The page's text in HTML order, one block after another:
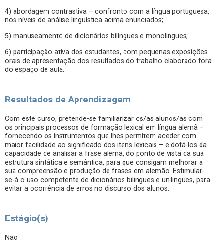
4) abordagem contrastiva – confronto com a língua portuguesa,
nos níveis de análise linguística acima enunciados;
5) manuseamento de dicionários bilingues e monolingues;
6) participação ativa dos estudantes, com pequenas exposições
orais de apresentação dos resultados do trabalho elaborado fora
do espaço de aula.
Resultados de Aprendizagem
Com este curso, pretende-se familiarizar os/as alunos/as com
os principais processos de formação lexical em língua alemã –
fornecendo os instrumentos que lhes permitem aceder com
maior facilidade ao significado dos itens lexicais – e dotá-los da
capacidade de analisar a frase alemã, do ponto de vista da sua
estrutura sintática e semântica, para que consigam melhorar a
sua compreensão e produção de frases em alemão. Estimular-
se-á o uso competente de dicionários bilingues e unilingues, para
evitar a ocorrência de erros no discurso dos alunos.
Estágio(s)
Não